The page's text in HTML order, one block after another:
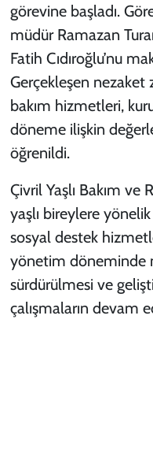
görevine başladı.
müdür Ramazan
Fatih Cıdıroğlu’nu
Gerçekleşen nezaket
bakım hizmetleri,
döneme ilişkin
öğrenildi.
Çivril Yaşlı Bakım
yaşlı bireylere
sosyal destek
yönetim döneminde
sürdürülmesi ve
çalışmaların devam